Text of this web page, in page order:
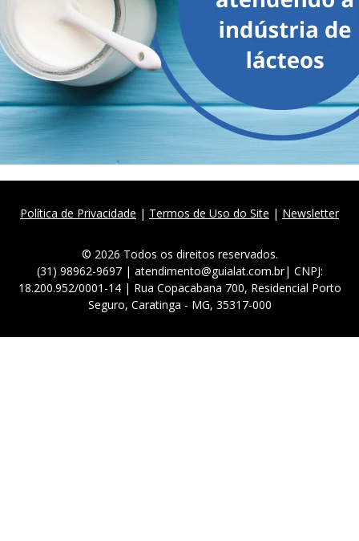
Política de Privacidade | Termos de Uso do Site | Newsletter
© 2026 Todos os direitos reservados.
(31) 98962-9697 | atendimento@guialat.com.br| CNPJ:
18.200.952/0001-14 | Rua Copacabana 700, Residencial Porto
Seguro, Caratinga - MG, 35317-000